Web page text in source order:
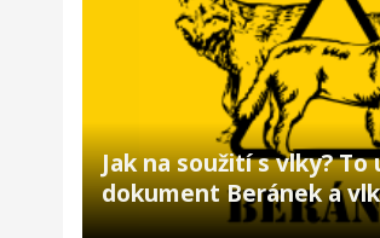
Jak na soužití s vlky? To
dokument Beránek a